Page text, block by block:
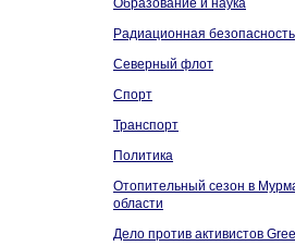
Образование и наука
Радиационная безопасность
Северный флот
Спорт
Транспорт
Политика
Отопительный сезон в
области
Дело против активистов